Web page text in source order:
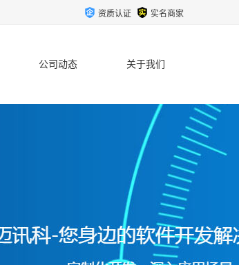
资质认证 实名商家
公司动态 关于我们